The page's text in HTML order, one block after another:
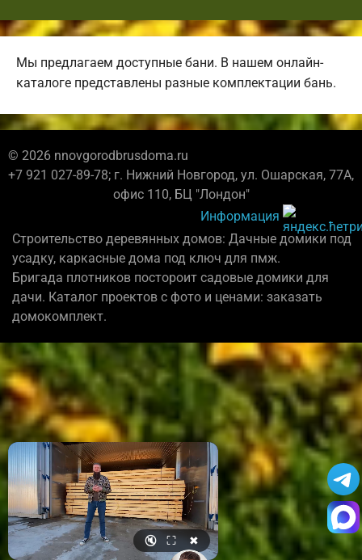
Мы предлагаем доступные бани. В нашем онлайн-
каталоге представлены разные комплектации бань.
© 2026 nnovgorodbrusdoma.ru
+7 921 027-89-78; г. Нижний Новгород, ул. Ошарская, 77А,
офис 110, БЦ "Лондон"
Информация
Строительство деревянных домов: Дачные домики под
усадку, каркасные дома под ключ для пмж.
Бригада плотников постороит садовые домики для
дачи. Каталог проектов с фото и ценами: заказать
домокомплект.
🔇 ⛶ ✖